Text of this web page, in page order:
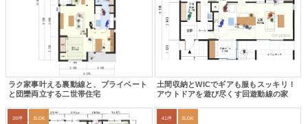
ラク家事叶える裏動線と、プライベート
と団欒両立する二世帯住宅
土間収納とWICでギアも服もスッキリ！
アウトドアを遊び尽くす回遊動線の家
39坪 3LDK 41坪 3LDK